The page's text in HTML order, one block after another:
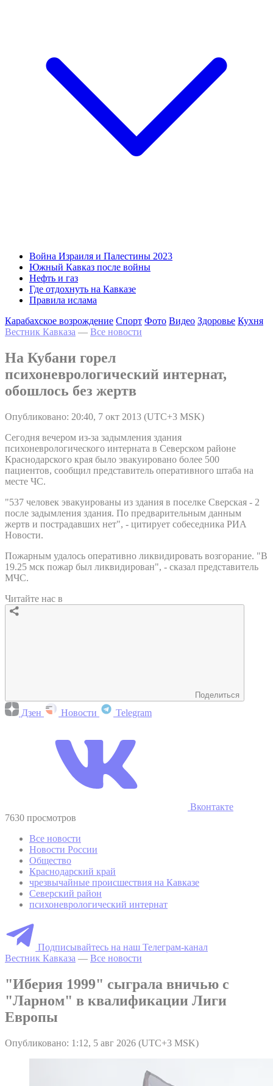
Война Израиля и Палестины 2023
Южный Кавказ после войны
Нефть и газ
Где отдохнуть на Кавказе
Правила ислама
Карабахское возрождение Спорт Фото Видео Здоровье Кухня
Вестник Кавказа — Все новости
На Кубани горел
психоневрологический интернат,
обошлось без жертв
Опубликовано: 20:40, 7 окт 2013 (UTC+3 MSK)
Сегодня вечером из-за задымления здания
психоневрологического интерната в Северском районе
Краснодарского края было эвакуировано более 500
пациентов, сообщил представитель оперативного штаба на
месте ЧС.
"537 человек эвакуированы из здания в поселке Сверская - 2
после задымления здания. По предварительным данным
жертв и пострадавших нет", - цитирует собеседника РИА
Новости.
Пожарным удалось оперативно ликвидировать возгорание. "В
19.25 мск пожар был ликвидирован", - сказал представитель
МЧС.
Читайте нас в
Поделиться
Дзен Новости Telegram
Вконтакте
7630 просмотров
Все новости
Новости России
Общество
Краснодарский край
чрезвычайные происшествия на Кавказе
Северский район
психоневрологический интернат
Подписывайтесь на наш Телеграм-канал
Вестник Кавказа — Все новости
"Иберия 1999" сыграла вничью с
"Ларном" в квалификации Лиги
Европы
Опубликовано: 1:12, 5 авг 2026 (UTC+3 MSK)